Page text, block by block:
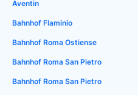
Aventin
Bahnhof Flaminio
Bahnhof Roma Ostiense
Bahnhof Roma San Pietro
Bahnhof Roma San Pietro